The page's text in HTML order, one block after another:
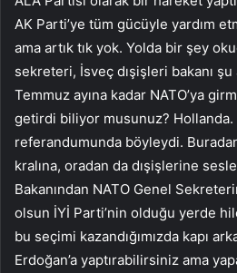
AK Parti’ye tüm gücüyle yardım
ama artık tık yok. Yolda bir şey
sekreteri, İsveç dışişleri bakanı şu
Temmuz ayına kadar NATO’ya
getirdi biliyor musunuz?
referandumunda böyleydi.
kralına, oradan da dışişlerine
Bakanından NATO Genel
olsun İYİ Parti’nin olduğu yerde
bu seçimi kazandığımızda kapı
Erdoğan’a yaptırabilirsiniz ama